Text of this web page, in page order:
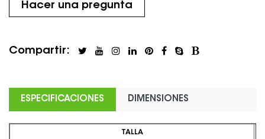
Hacer una pregunta
Compartir:
ESPECIFICACIONES DIMENSIONES
TALLA